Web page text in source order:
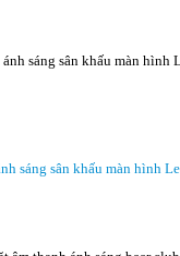
sáng sân khấu màn hình